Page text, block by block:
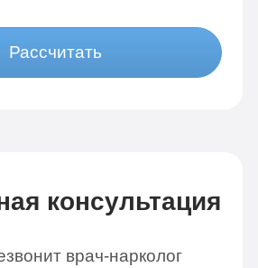
Рассчитать
консультация
врач-нарколог